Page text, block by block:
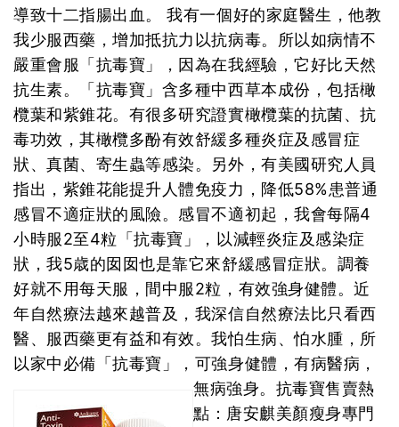
導致十二指腸出血。 我有一個好的家庭醫生，他教
我少服西藥，增加抵抗力以抗病毒。所以如病情不
嚴重會服「抗毒寶」，因為在我經驗，它好比天然
抗生素。「抗毒寶」含多種中西草本成份，包括橄
欖葉和紫錐花。有很多研究證實橄欖葉的抗菌、抗
毒功效，其橄欖多酚有效舒緩多種炎症及感冒症
狀、真菌、寄生蟲等感染。另外，有美國研究人員
指出，紫錐花能提升人體免疫力，降低58%患普通
感冒不適症狀的風險。感冒不適初起，我會每隔4
小時服2至4粒「抗毒寶」，以減輕炎症及感染症
狀，我5歳的囡囡也是靠它來舒緩感冒症狀。調養
好就不用每天服，間中服2粒，有效強身健體。近
年自然療法越來越普及，我深信自然療法比只看西
醫、服西藥更有益和有效。我怕生病、怕水腫，所
以家中必備「抗毒寶」，可強身健體，有病醫病，
無病強身。 抗毒寶售賣熱
點：唐安麒美顏瘦身專門